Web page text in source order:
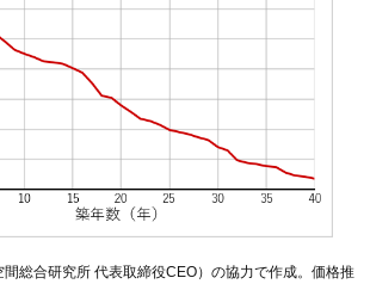
総合研究所 代表取締役CEO）の協力で作成。価格推